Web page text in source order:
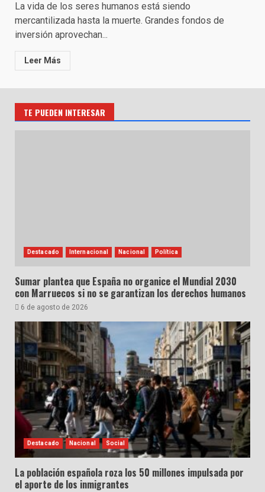
La vida de los seres humanos está siendo
mercantilizada hasta la muerte. Grandes fondos de
inversión aprovechan...
Leer Más
TE PUEDEN INTERESAR
Destacado Internacional Nacional Política
Sumar plantea que España no organice el Mundial 2030
con Marruecos si no se garantizan los derechos humanos
6 de agosto de 2026
Destacado Nacional Social
La población española roza los 50 millones impulsada por
el aporte de los inmigrantes